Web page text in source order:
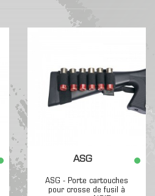
ASG
ASG - Porte cartouches
pour crosse de fusil à